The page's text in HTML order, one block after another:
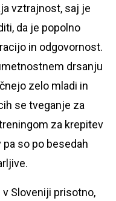
vztrajnost, saj je
da je popolno
in odgovornost.
drsanju
zelo mladi in
se tveganje za
za krepitev
so po besedah
Sloveniji prisotno,